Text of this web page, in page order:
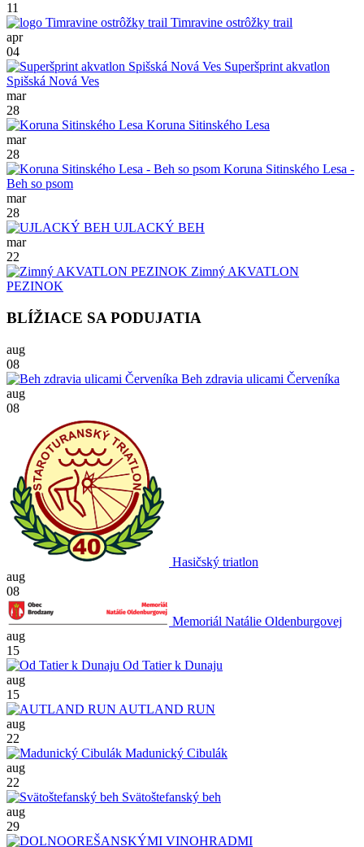
11
Timravine ostrôžky trail
apr
04
Superšprint akvatlon
Spišská Nová Ves
mar
28
Koruna Sitinského Lesa
mar
28
Koruna Sitinského Lesa -
Beh so psom
mar
28
UJLACKÝ BEH
mar
22
Zimný AKVATLON
PEZINOK
BLÍŽIACE SA PODUJATIA
aug
08
Beh zdravia ulicami Červeníka
aug
08
Hasičský triatlon
aug
08
Memoriál Natálie Oldenburgovej
aug
15
Od Tatier k Dunaju
aug
15
AUTLAND RUN
aug
22
Madunický Cibulák
aug
22
Svätoštefanský beh
aug
29